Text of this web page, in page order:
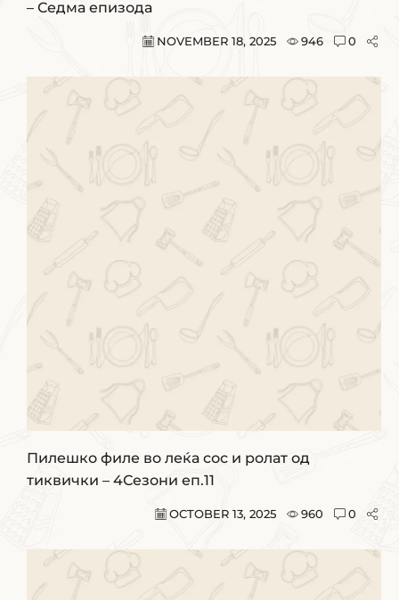
– Седма епизода
NOVEMBER 18, 2025 946 0
Пилешко филе во леќа сос и ролат од
тиквички – 4Сезони еп.11
OCTOBER 13, 2025 960 0